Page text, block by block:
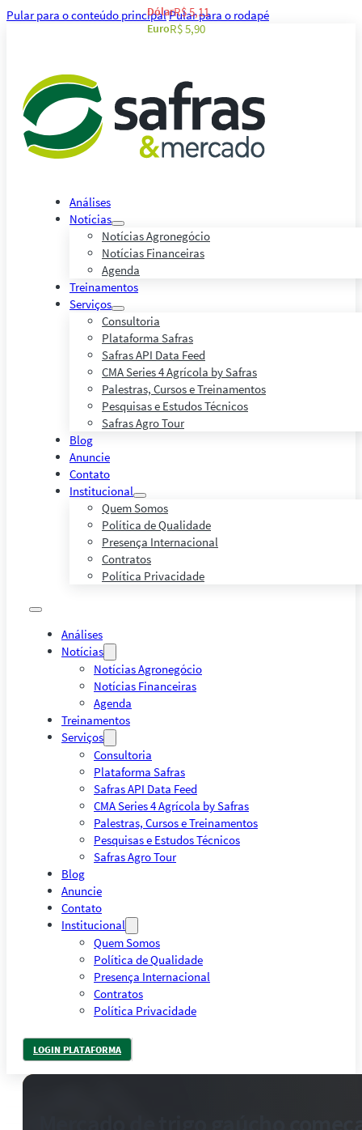
Pular para o conteúdo principalPular para o rodapé
Análises
Notícias
Notícias Agronegócio
Notícias Financeiras
Agenda
Treinamentos
Serviços
Consultoria
Plataforma Safras
Safras API Data Feed
CMA Series 4 Agrícola by Safras
Palestras, Cursos e Treinamentos
Pesquisas e Estudos Técnicos
Safras Agro Tour
Blog
Anuncie
Contato
Institucional
Quem Somos
Política de Qualidade
Presença Internacional
Contratos
Política Privacidade
Análises
Notícias
Notícias Agronegócio
Notícias Financeiras
Agenda
Treinamentos
Serviços
Consultoria
Plataforma Safras
Safras API Data Feed
CMA Series 4 Agrícola by Safras
Palestras, Cursos e Treinamentos
Pesquisas e Estudos Técnicos
Safras Agro Tour
Blog
Anuncie
Contato
Institucional
Quem Somos
Política de Qualidade
Presença Internacional
Contratos
Política Privacidade
LOGIN PLATAFORMA
DólarR$ 5,11
EuroR$ 5,90